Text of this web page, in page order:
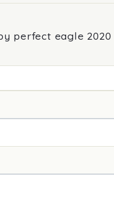
perfect eagle 2020